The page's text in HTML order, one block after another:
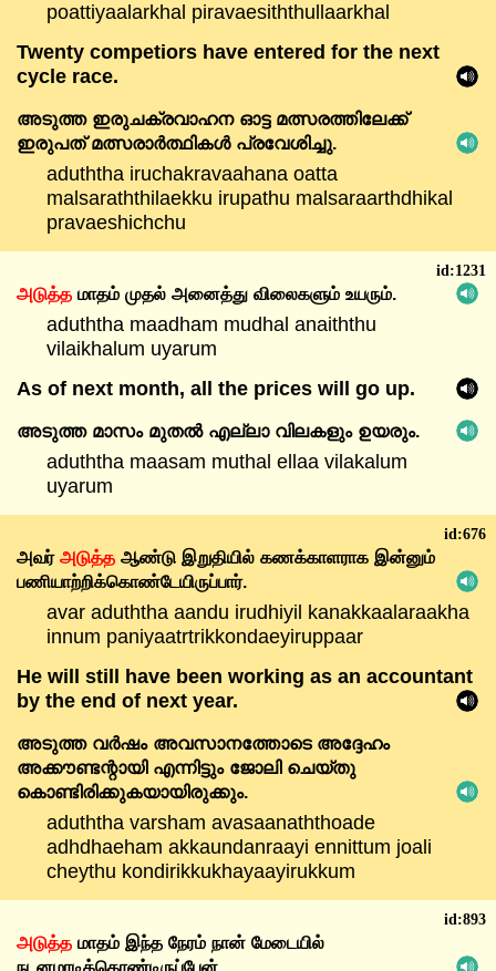
poattiyaalarkhal piravaesiththullaarkhal
Twenty competiors have entered for the next
cycle race.
അടുത്ത ഇരുചക്രവാഹന ഓട്ട മത്സരത്തിലേക്ക്
ഇരുപത് മത്സരാർത്ഥികൾ പ്രവേശിച്ചു.
aduththa iruchakravaahana oatta
malsaraththilaekku irupathu malsaraarthdhikal
pravaeshichchu
id:1231
அடுத்த மாதம் முதல் அனைத்து விலைகளும் உயரும்.
aduththa maadham mudhal anaiththu
vilaikhalum uyarum
As of next month, all the prices will go up.
അടുത്ത മാസം മുതൽ എല്ലാ വിലകളും ഉയരും.
aduththa maasam muthal ellaa vilakalum
uyarum
id:676
அவர் அடுத்த ஆண்டு இறுதியில் கணக்காளராக இன்னும்
பணியாற்றிக்கொண்டேயிருப்பார்.
avar aduththa aandu irudhiyil kanakkaalaraakha
innum paniyaatrtrikkondaeyiruppaar
He will still have been working as an accountant
by the end of next year.
അടുത്ത വർഷം അവസാനത്തോടെ അദ്ദേഹം
അക്കൗണ്ടന്റായി എന്നിട്ടും ജോലി ചെയ്തു
കൊണ്ടിരിക്കുകയായിരുക്കും.
aduththa varsham avasaanaththoade
adhdhaeham akkaundanraayi ennittum joali
cheythu kondirikkukhayaayirukkum
id:893
அடுத்த மாதம் இந்த நேரம் நான் மேடையில்
நடனமாடிக்கொண்டிருப்பேன்.